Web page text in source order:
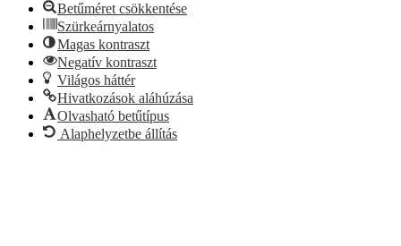
Betűméret csökkentése
Szürkeárnyalatos
Magas kontraszt
Negatív kontraszt
Világos háttér
Hivatkozások aláhúzása
Olvasható betűtípus
Alaphelyzetbe állítás